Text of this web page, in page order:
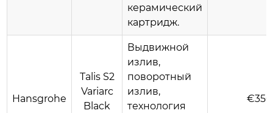
керамический
картридж.
Hansgrohe
Talis S2
Variarc
Black
Выдвижной
излив,
поворотный
излив,
технология
€350